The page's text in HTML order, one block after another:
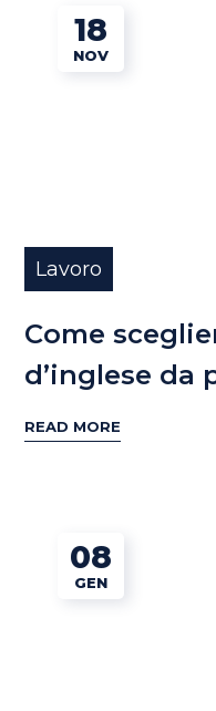
18
NOV
Lavoro
Come
d’inglese da
READ MORE
08
GEN